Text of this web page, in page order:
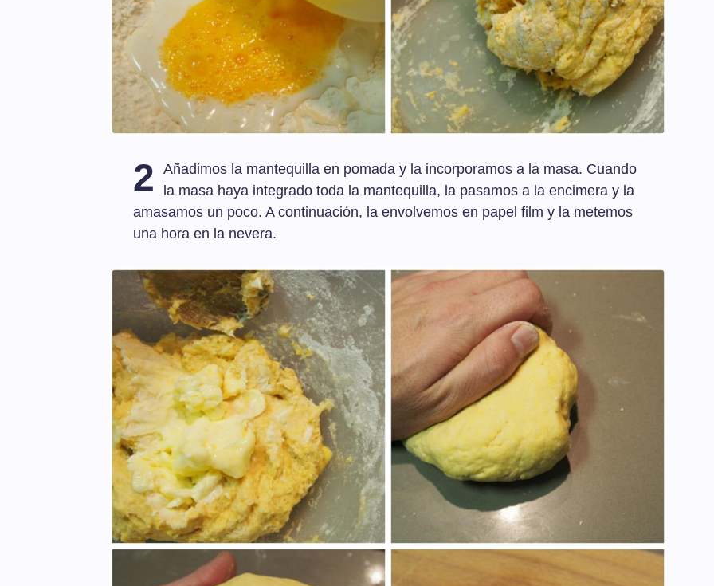
2
Añadimos la mantequilla en pomada y la incorporamos a la masa. Cuando
la masa haya integrado toda la mantequilla, la pasamos a la encimera y la
amasamos un poco. A continuación, la envolvemos en papel film y la metemos
una hora en la nevera.